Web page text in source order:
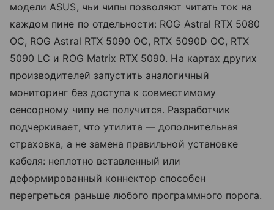
модели ASUS, чьи чипы позволяют читать ток на
каждом пине по отдельности: ROG Astral RTX 5080
OC, ROG Astral RTX 5090 OC, RTX 5090D OC, RTX
5090 LC и ROG Matrix RTX 5090. На картах других
производителей запустить аналогичный
мониторинг без доступа к совместимому
сенсорному чипу не получится. Разработчик
подчеркивает, что утилита — дополнительная
страховка, а не замена правильной установке
кабеля: неплотно вставленный или
деформированный коннектор способен
перегреться раньше любого программного порога.